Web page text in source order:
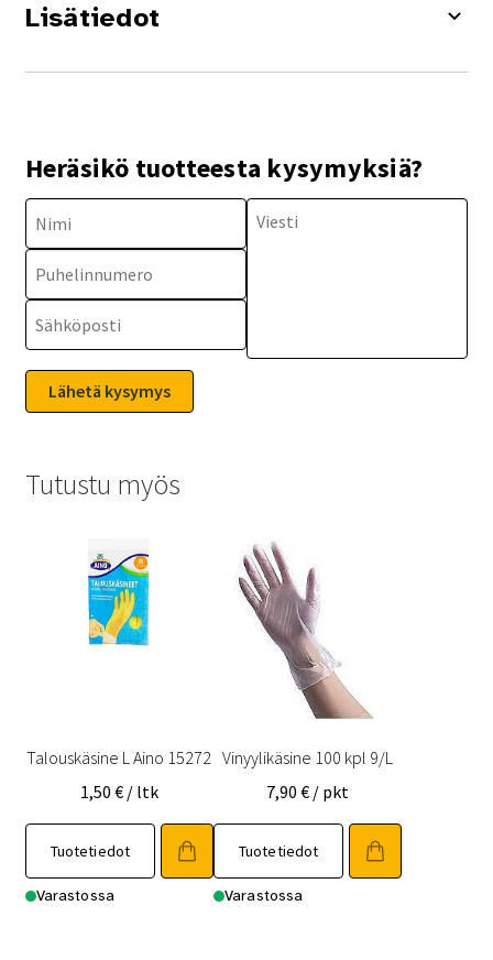
Lisätiedot
Heräsikö tuotteesta kysymyksiä?
Tutustu myös
Talouskäsine L Aino 15272
1,50 € / ltk
Tuotetiedot
Varastossa
Vinyylikäsine 100 kpl 9/L
7,90€ / pkt
Tuotetiedot
Varastossa